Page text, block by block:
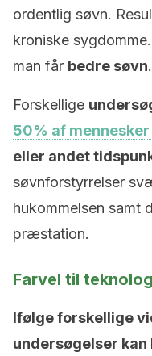
ordentlig søvn.
kroniske
man får bedre søvn.
Forskellige
50% af
eller andet
søvnforstyrrelser
hukommelsen samt
præstation.
Farvel til
Ifølge forskellige
undersøgelser